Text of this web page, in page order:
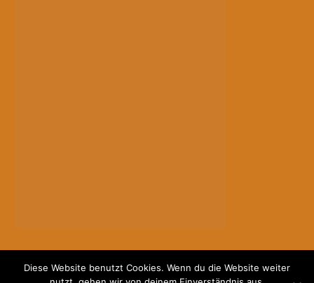
Diese Website benutzt Cookies. Wenn du die Website weiter